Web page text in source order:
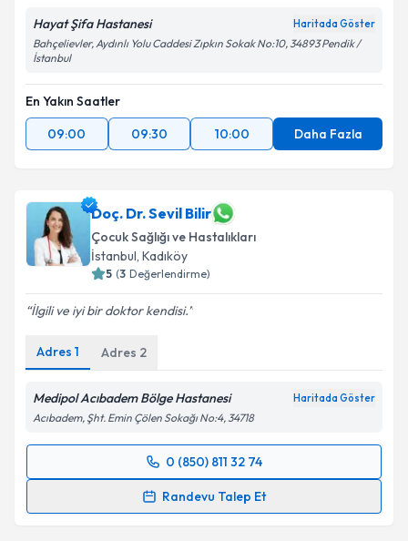
Metni'ni okudum ve kişisel verilerimin belirtilen
kapsamda işlenmesini kabul ediyorum.
Hayat Şifa Hastanesi Haritada Göster
Bahçelievler, Aydınlı Yolu Caddesi Zıpkın Sokak No:10, 34893 Pendik /
İstanbul
En Yakın Saatler
09:00
09:30 10:00 Daha Fazla
Doç. Dr. Sevil Bilir
Çocuk Sağlığı ve Hastalıkları
İstanbul, Kadıköy
5 (3 Değerlendirme)
İlgili ve iyi bir doktor kendisi.
Adres 1 Adres 2
Medipol Acıbadem Bölge Hastanesi Haritada Göster
Acıbadem, Şht. Emin Çölen Sokağı No:4, 34718
0 (850) 811 32 74
Randevu Talep Et
Randevu Takvimi Talebi